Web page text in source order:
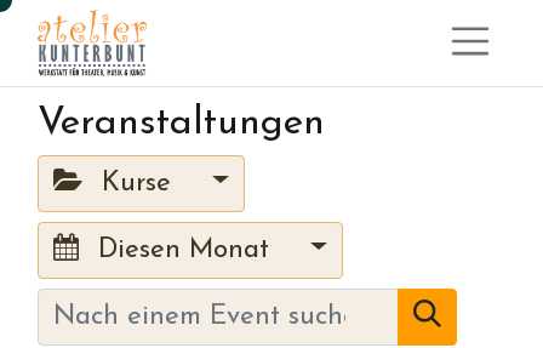
Veranstaltungen
Kurse
Diesen Monat